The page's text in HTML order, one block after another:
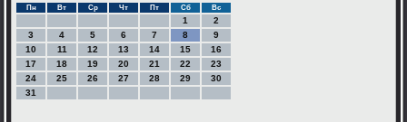
Пн Вт Ср Чт Пт Сб Вс
1
2
3
4 5 6 7 8
9
10
11 12 13 14 15
16
17
18 19 20 21 22
23
24
25 26 27 28 29
30
31